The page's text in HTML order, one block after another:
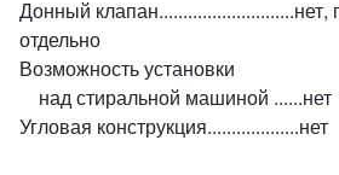
Донный клапан............................нет,
отдельно
Возможность установки
над стиральной машиной ......нет
Угловая конструкция...................нет